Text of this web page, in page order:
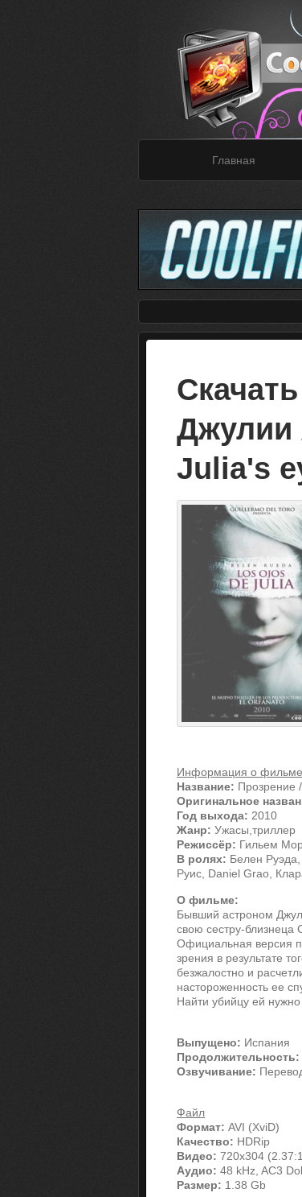
Главная
Джулии
Julia's
Информация о фильме
Название: Прозрение
Оригинальное
Год выхода: 2010
Жанр: Ужасы,триллер
Режиссёр: Гильем
В ролях: Белен
Руис, Daniel Grao,
О фильме:
Бывший астроном
свою сестру-близнеца
Официальная версия
зрения в результате
безжалостно и
настороженность ее
Найти убийцу ей нужно
Выпущено: Испания
Продолжительность:
Озвучивание:
Файл
Формат: AVI (XviD)
Качество: HDRip
Видео: 720x304
Аудио: 48 kHz, AC3
Размер: 1.38 Gb